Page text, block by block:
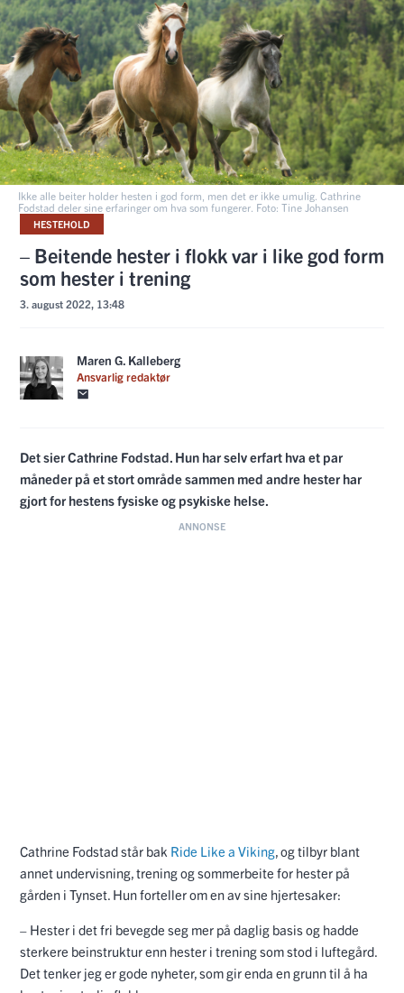
Ikke alle beiter holder hesten i god form, men det er ikke umulig. Cathrine
Fodstad deler sine erfaringer om hva som fungerer. Foto: Tine Johansen
HESTEHOLD
– Beitende hester i flokk var i like god form
som hester i trening
3. august 2022, 13:48
Maren G. Kalleberg
Ansvarlig redaktør
Det sier Cathrine Fodstad. Hun har selv erfart hva et par
måneder på et stort område sammen med andre hester har
gjort for hestens fysiske og psykiske helse.
Cathrine Fodstad står bak Ride Like a Viking , og tilbyr blant
annet undervisning, trening og sommerbeite for hester på
gården i Tynset. Hun forteller om en av sine hjertesaker:
– Hester i det fri bevegde seg mer på daglig basis og hadde
sterkere beinstruktur enn hester i trening som stod i luftegård.
Det tenker jeg er gode nyheter, som gir enda en grunn til å ha